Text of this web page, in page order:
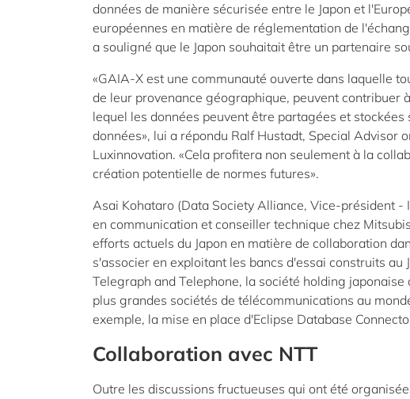
données de manière sécurisée entre le Japon et
européennes en matière de réglementation de
a souligné que le Japon souhaitait être un partenaire
«GAIA-X est une communauté ouverte dans laquelle
de leur provenance géographique, peuvent contribuer
lequel les données peuvent être partagées et
données», lui a répondu Ralf Hustadt, Special Advisor
Luxinnovation. «Cela profitera non seulement à la
création potentielle de normes futures».
Asai Kohataro (Data Society Alliance, Vice-président
en communication et conseiller technique chez
efforts actuels du Japon en matière de collaboration
s'associer en exploitant les bancs d'essai construits
Telegraph and Telephone, la société holding
plus grandes sociétés de télécommunications au
exemple, la mise en place d'Eclipse Database
Collaboration avec NTT
Outre les discussions fructueuses qui ont été